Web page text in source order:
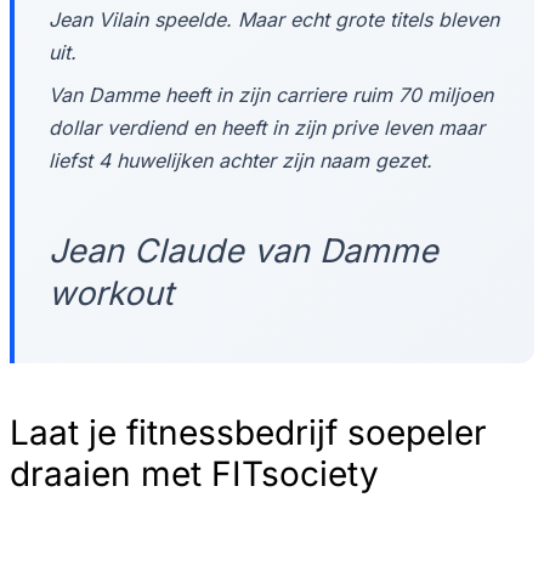
Jean Vilain speelde. Maar echt grote titels bleven
uit.
Van Damme heeft in zijn carriere ruim 70 miljoen
dollar verdiend en heeft in zijn prive leven maar
liefst 4 huwelijken achter zijn naam gezet.
Jean Claude van Damme
workout
Laat je fitnessbedrijf soepeler
draaien met FITsociety